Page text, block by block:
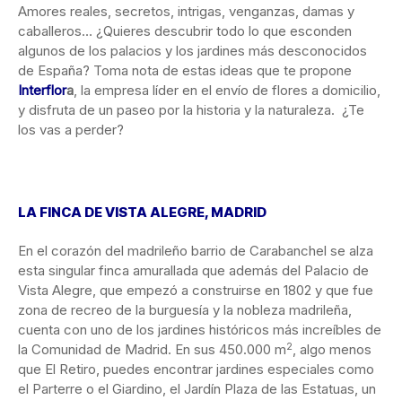
Amores reales, secretos, intrigas, venganzas, damas y
caballeros… ¿Quieres descubrir todo lo que esconden
algunos de los palacios y los jardines más desconocidos
de España? Toma nota de estas ideas que te propone
Interflora, la empresa líder en el envío de flores a domicilio,
y disfruta de un paseo por la historia y la naturaleza. ¿Te
los vas a perder?
LA FINCA DE VISTA ALEGRE, MADRID
En el corazón del madrileño barrio de Carabanchel se alza
esta singular finca amurallada que además del Palacio de
Vista Alegre, que empezó a construirse en 1802 y que fue
zona de recreo de la burguesía y la nobleza madrileña,
cuenta con uno de los jardines históricos más increíbles de
la Comunidad de Madrid. En sus 450.000 m2, algo menos
que El Retiro, puedes encontrar jardines especiales como
el Parterre o el Giardino, el Jardín Plaza de las Estatuas, un